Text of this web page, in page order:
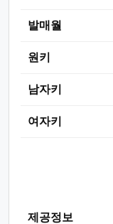
발매월
원키
남자키
여자키
제공정보